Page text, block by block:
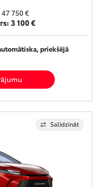
47 750 €
3 100 €
priekšējā
Salīdzināt